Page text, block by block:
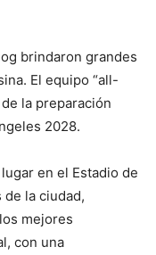
brindaron grandes
El equipo “all-
la preparación
2028.
en el Estadio de
la ciudad,
mejores
con una